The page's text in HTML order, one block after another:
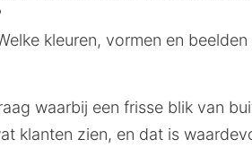
kleuren, vormen en
waarbij een frisse blik van
klanten zien, en dat is